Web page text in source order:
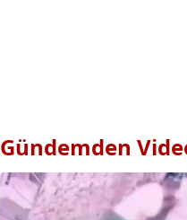
Gündemden